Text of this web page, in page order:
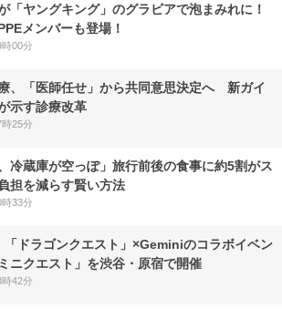
「ヤングキング」のグラビアで泡まみれに！
メンバーも登場！
00分
、「医師任せ」から共同意思決定へ 新ガイ
示す診療改革
25分
、冷蔵庫が空っぽ」旅行前後の食事に約5割がス
担を減らす賢い方法
33分
ドラゴンクエスト」×Geminiのコラボイベン
ニクエスト」を渋谷・原宿で開催
42分